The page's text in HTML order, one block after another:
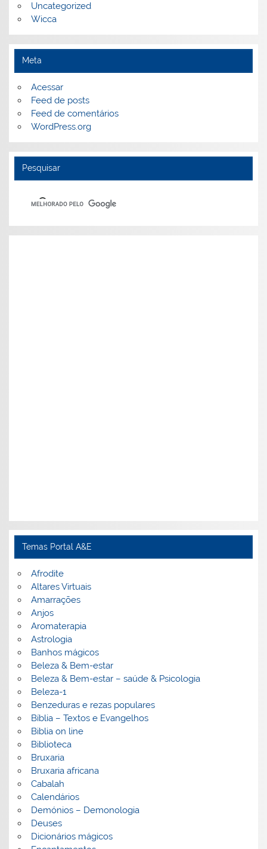
Uncategorized
Wicca
Meta
Acessar
Feed de posts
Feed de comentários
WordPress.org
Pesquisar
Temas Portal A&E
Afrodite
Altares Virtuais
Amarrações
Anjos
Aromaterapia
Astrologia
Banhos mágicos
Beleza & Bem-estar
Beleza & Bem-estar – saúde & Psicologia
Beleza-1
Benzeduras e rezas populares
Bíblia – Textos e Evangelhos
Biblia on line
Biblioteca
Bruxaria
Bruxaria africana
Cabalah
Calendários
Demónios – Demonologia
Deuses
Dicionários mágicos